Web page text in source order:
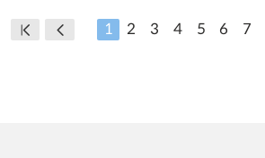
1 2 3 4 5 6 7